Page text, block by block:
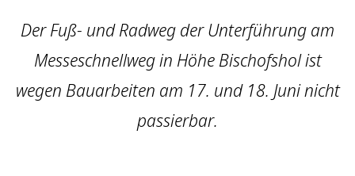
Der Fuß- und Radweg der Unterführung am
Messeschnellweg in Höhe Bischofshol ist
wegen Bauarbeiten am 17. und 18. Juni nicht
passierbar.